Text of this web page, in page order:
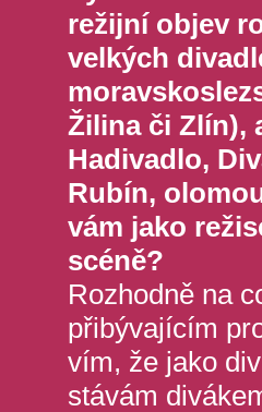
režijní objev
velkých
Žilina či Zlín),
Hadivadlo,
Rubín,
vám jako
scéně?
Rozhodně na
přibývajícím
vím, že jako
stávám